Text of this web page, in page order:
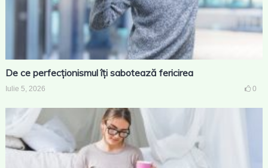
De ce perfecționismul îți sabotează fericirea
Iulie 5, 2026 0